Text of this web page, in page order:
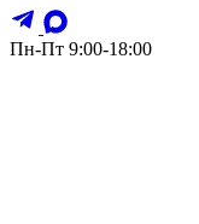
Пн-Пт 9:00-18:00